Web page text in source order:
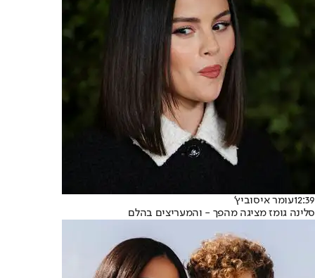
12:39עומר איסוביץ'
סלינה גומז מציגה מהפך - והמעריצים בהלם